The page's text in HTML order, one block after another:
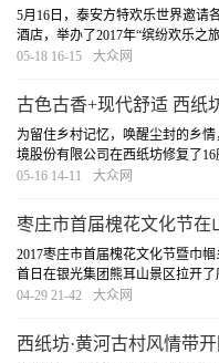
5月16日，泰安方特欢乐世界邀请
酒店，举办了2017年“缤纷欢乐之
不同市场需求，2017年泰安方特
05-18 16-15 大众网
古色古香+现代舒适 西纸
为留住乡村记忆，唤醒尘封的乡
境股份有限公司在西纸坊修复了
窗，坚持修旧如旧的原则，在外
05-16 14-11 大众网
枣庄市首届槐花文化节在
2017枣庄市首届槐花文化节暨巾
首日在银光集团熊耳山景区拉开了
04-29 21-42
大众网
西纸坊·黄河古村风情带